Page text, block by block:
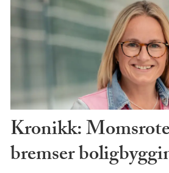
Kronikk:
bremser